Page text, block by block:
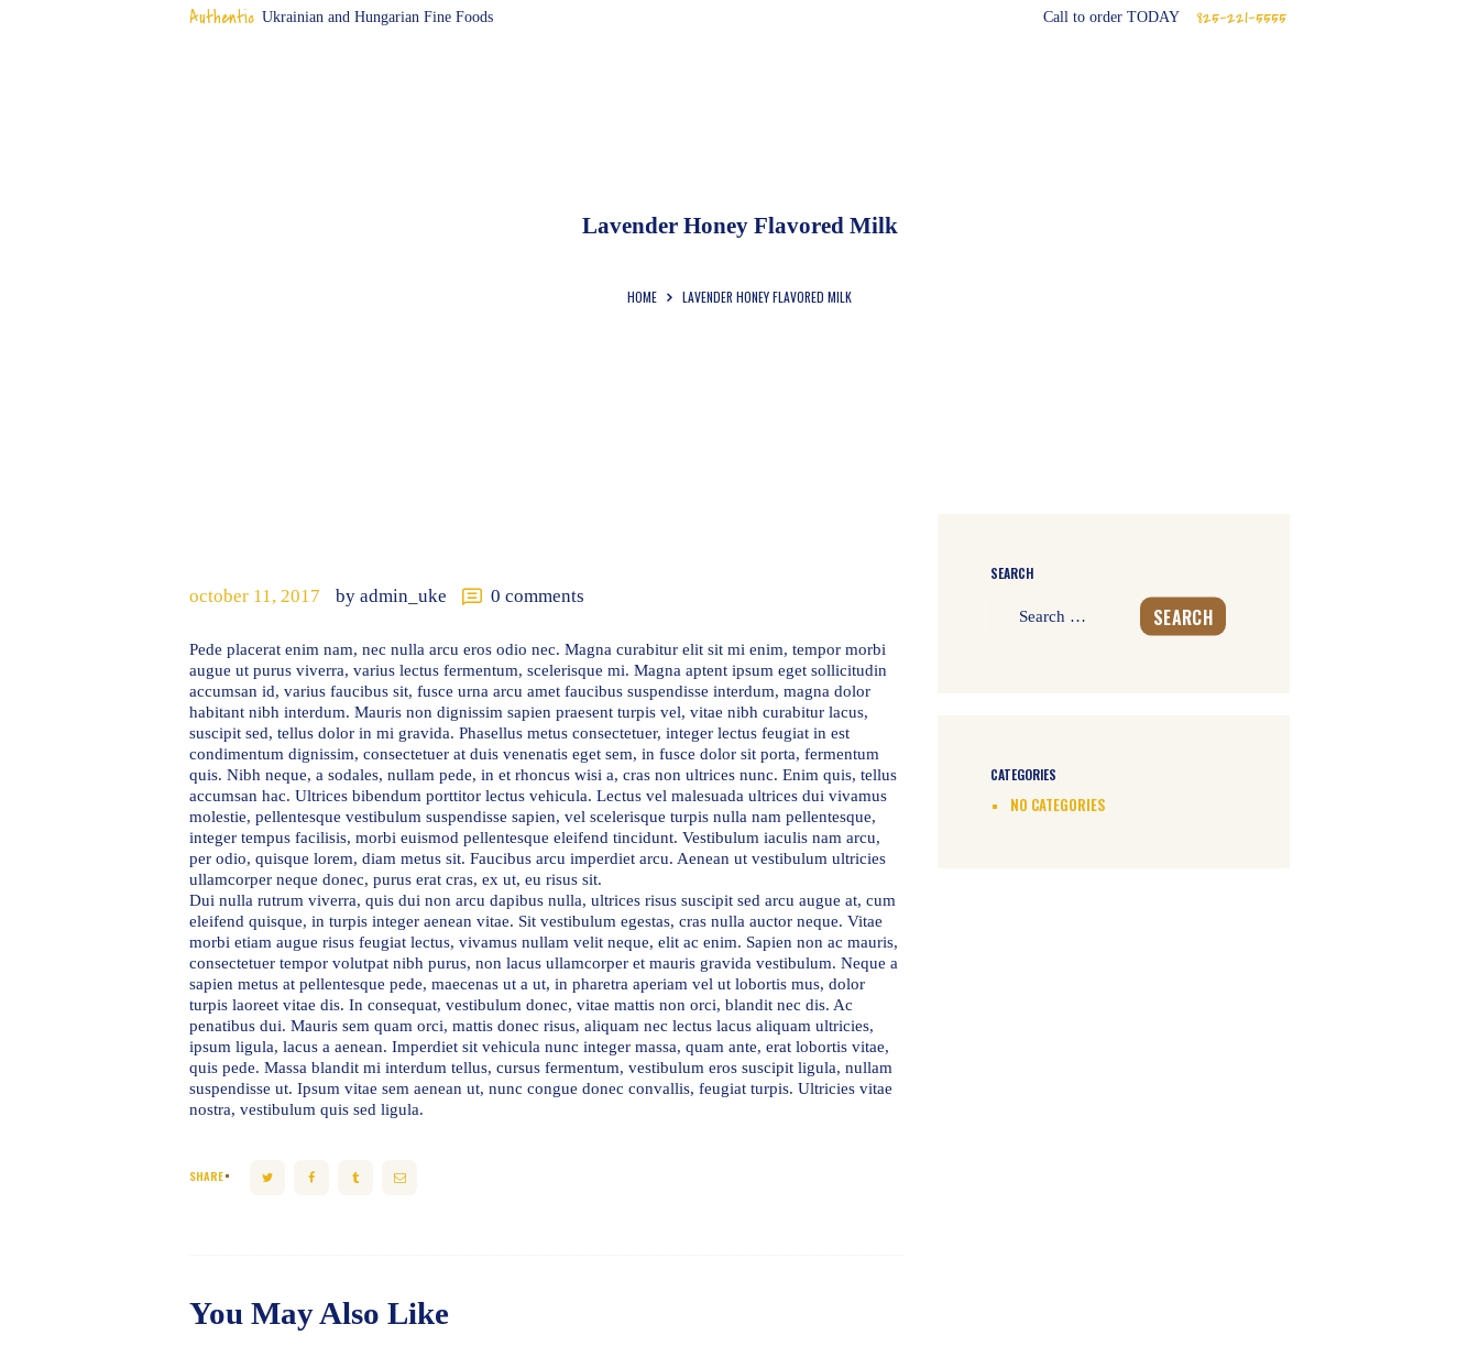
Authentic Ukrainian and Hungarian Fine Foods Call to order TODAY 825-221-5555
Lavender Honey Flavored Milk
HOME LAVENDER HONEY FLAVORED MILK
REVIEWS
GALLERY
october 11, 2017 by admin_uke 0 comments
Pede placerat enim nam, nec nulla arcu eros odio nec. Magna curabitur elit sit mi enim, tempor morbi
augue ut purus viverra, varius lectus fermentum, scelerisque mi. Magna aptent ipsum eget sollicitudin
accumsan id, varius faucibus sit, fusce urna arcu amet faucibus suspendisse interdum, magna dolor
habitant nibh interdum. Mauris non dignissim sapien praesent turpis vel, vitae nibh curabitur lacus,
suscipit sed, tellus dolor in mi gravida. Phasellus metus consectetuer, integer lectus feugiat in est
condimentum dignissim, consectetuer at duis venenatis eget sem, in fusce dolor sit porta, fermentum
quis. Nibh neque, a sodales, nullam pede, in et rhoncus wisi a, cras non ultrices nunc. Enim quis, tellus
accumsan hac. Ultrices bibendum porttitor lectus vehicula. Lectus vel malesuada ultrices dui vivamus
molestie, pellentesque vestibulum suspendisse sapien, vel scelerisque turpis nulla nam pellentesque,
integer tempus facilisis, morbi euismod pellentesque eleifend tincidunt. Vestibulum iaculis nam arcu,
per odio, quisque lorem, diam metus sit. Faucibus arcu imperdiet arcu. Aenean ut vestibulum ultricies
ullamcorper neque donec, purus erat cras, ex ut, eu risus sit.
Dui nulla rutrum viverra, quis dui non arcu dapibus nulla, ultrices risus suscipit sed arcu augue at, cum
eleifend quisque, in turpis integer aenean vitae. Sit vestibulum egestas, cras nulla auctor neque. Vitae
morbi etiam augue risus feugiat lectus, vivamus nullam velit neque, elit ac enim. Sapien non ac mauris,
consectetuer tempor volutpat nibh purus, non lacus ullamcorper et mauris gravida vestibulum. Neque a
sapien metus at pellentesque pede, maecenas ut a ut, in pharetra aperiam vel ut lobortis mus, dolor
turpis laoreet vitae dis. In consequat, vestibulum donec, vitae mattis non orci, blandit nec dis. Ac
penatibus dui. Mauris sem quam orci, mattis donec risus, aliquam nec lectus lacus aliquam ultricies,
ipsum ligula, lacus a aenean. Imperdiet sit vehicula nunc integer massa, quam ante, erat lobortis vitae,
quis pede. Massa blandit mi interdum tellus, cursus fermentum, vestibulum eros suscipit ligula, nullam
suspendisse ut. Ipsum vitae sem aenean ut, nunc congue donec convallis, feugiat turpis. Ultricies vitae
nostra, vestibulum quis sed ligula.
SHARE
You May Also Like
SEARCH
CATEGORIES
NO CATEGORIES